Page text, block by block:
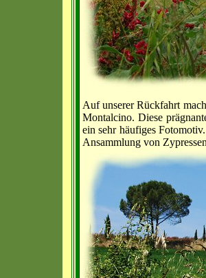
Auf unserer Rückfahrt
Montalcino. Diese
ein sehr häufiges
Ansammlung von